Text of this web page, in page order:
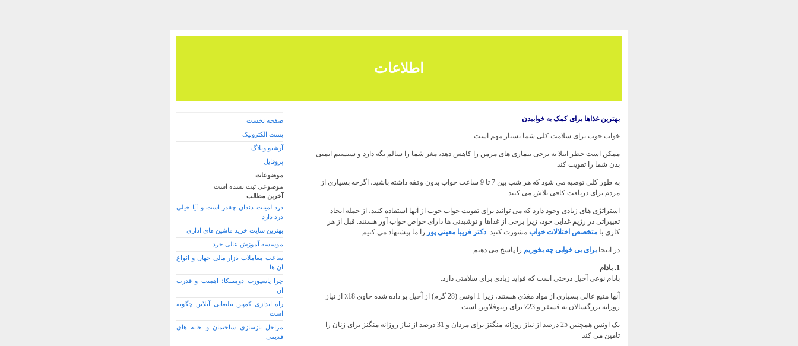
اطلاعات
بهترین غذاها برای کمک به خوابیدن
خواب خوب برای سلامت کلی شما بسیار مهم است.
ممکن است خطر ابتلا به برخی بیماری های مزمن را کاهش دهد، مغز شما را سالم نگه دارد و سیستم ایمنی
بدن شما را تقویت کند
به طور کلی توصیه می شود که هر شب بین 7 تا 9 ساعت خواب بدون وقفه داشته باشید، اگرچه بسیاری از
مردم برای دریافت کافی تلاش می کنند
استراتژی های زیادی وجود دارد که می توانید برای تقویت خواب خوب از آنها استفاده کنید، از جمله ایجاد
تغییراتی در رژیم غذایی خود، زیرا برخی از غذاها و نوشیدنی ها دارای خواص خواب آور هستند. قبل از هر
کاری با متخصص اختلالات خواب مشورت کنید.دکتر فریبا معینی پور را ما پیشنهاد می کنیم
در اینجا برای بی خوابی چه بخوریم را پاسخ می دهیم
1. بادام
بادام نوعی آجیل درختی است که فواید زیادی برای سلامتی دارد.
آنها منبع عالی بسیاری از مواد مغذی هستند، زیرا 1 اونس (28 گرم) از آجیل بو داده شده حاوی 18٪ از نیاز
روزانه بزرگسالان به فسفر و 23٪ برای ریبوفلاوین است
یک اونس همچنین 25 درصد از نیاز روزانه منگنز برای مردان و 31 درصد از نیاز روزانه منگنز برای زنان را
تامین می کند
صفحه نخست
پست الکترونیک
آرشیو وبلاگ
پروفایل
موضوعات
موضوعی ثبت نشده است
آخرین مطالب
درد لمینت دندان چقدر است و آیا خیلی
درد دارد
بهترین سایت خرید ماشین های اداری
موسسه آموزش عالی خرد
ساعت معاملات بازار مالی جهان و انواع
آن ها
چرا پاسپورت دومینیکا؛ اهمیت و قدرت
آن
راه اندازی کمپین تبلیغاتی آنلاین چگونه
است
مراحل بازسازی ساختمان و خانه های
قدیمی